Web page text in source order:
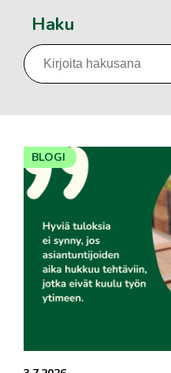
Haku
BLOGI